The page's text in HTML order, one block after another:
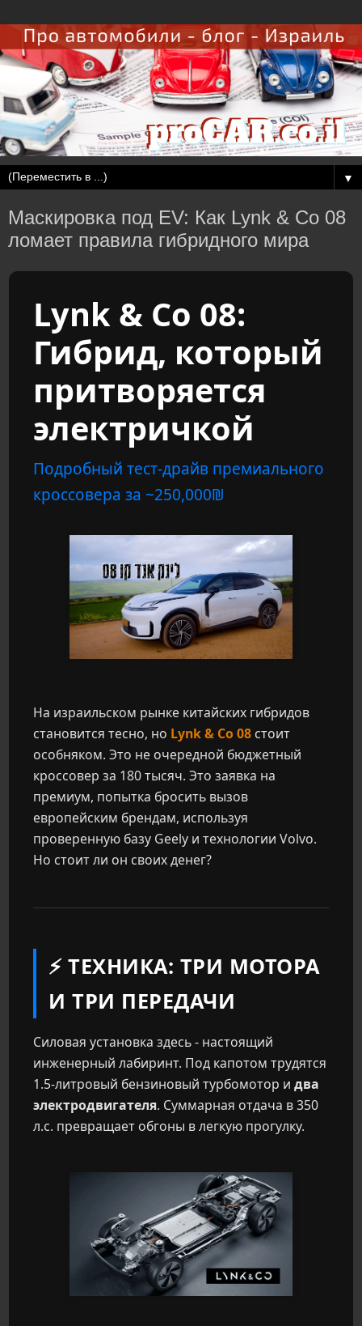
▼
Маскировка под EV: Как Lynk & Co 08
ломает правила гибридного мира
Lynk & Co 08:
Гибрид, который
притворяется
электричкой
Подробный тест-драйв премиального
кроссовера за ~250,000₪
На израильском рынке китайских гибридов
становится тесно, но Lynk & Co 08 стоит
особняком. Это не очередной бюджетный
кроссовер за 180 тысяч. Это заявка на
премиум, попытка бросить вызов
европейским брендам, используя
проверенную базу Geely и технологии Volvo.
Но стоит ли он своих денег?
⚡ ТЕХНИКА: ТРИ МОТОРА
И ТРИ ПЕРЕДАЧИ
Силовая установка здесь - настоящий
инженерный лабиринт. Под капотом трудятся
1.5-литровый бензиновый турбомотор и два
электродвигателя. Суммарная отдача в 350
л.с. превращает обгоны в легкую прогулку.